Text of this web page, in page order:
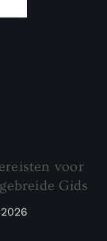
voor
Gids